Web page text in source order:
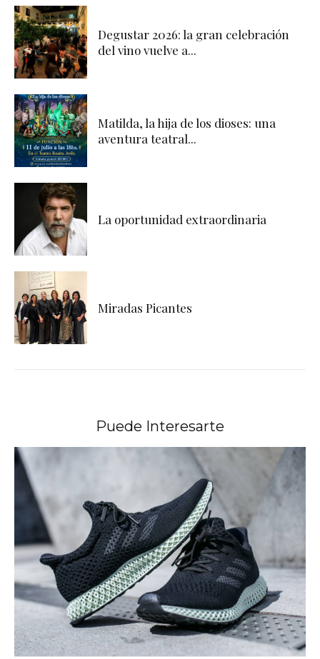
Degustar 2026: la gran celebración
del vino vuelve a...
Matilda, la hija de los dioses: una
aventura teatral...
La oportunidad extraordinaria
Miradas Picantes
Puede Interesarte